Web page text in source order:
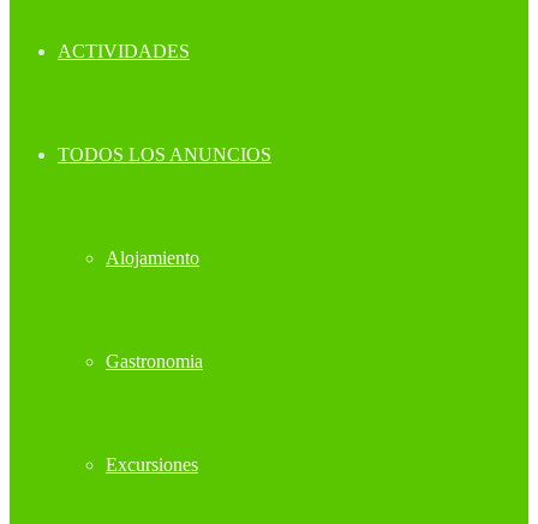
ACTIVIDADES
TODOS LOS ANUNCIOS
Alojamiento
Gastronomia
Excursiones